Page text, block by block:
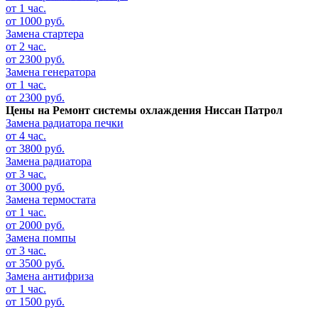
от 1 час.
от 1000 руб.
Замена стартера
от 2 час.
от 2300 руб.
Замена генератора
от 1 час.
от 2300 руб.
Цены на Ремонт системы охлаждения Ниссан Патрол
Замена радиатора печки
от 4 час.
от 3800 руб.
Замена радиатора
от 3 час.
от 3000 руб.
Замена термостата
от 1 час.
от 2000 руб.
Замена помпы
от 3 час.
от 3500 руб.
Замена антифриза
от 1 час.
от 1500 руб.